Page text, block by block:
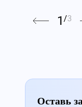
1 /3
Оставь